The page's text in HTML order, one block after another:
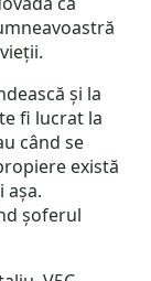
și la
fi lucrat la
când se
există
așa.
șoferul